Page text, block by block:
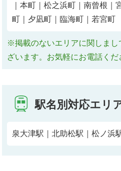
｜本町｜松之浜町｜南曾根｜
町｜夕凪町｜臨海町｜若宮町
※掲載のないエリアに関しまし
ざいます。お気軽にお電話くだ
駅名別対応エリ
泉大津駅｜北助松駅｜松ノ浜